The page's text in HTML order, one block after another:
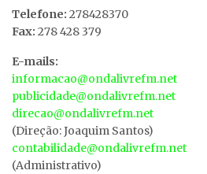
Telefone: 278428370
Fax: 278 428 379
E-mails:
informacao@ondalivrefm.net
publicidade@ondalivrefm.net
direcao@ondalivrefm.net
(Direção: Joaquim Santos)
contabilidade@ondalivrefm.net
(Administrativo)